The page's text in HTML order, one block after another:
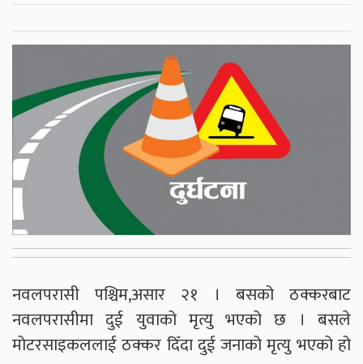
नवलपरासी पश्चिम,असार २१ । बसको ठक्करबाट
नवलपरासीमा दुई युवाको मृत्यु भएको छ । बसले
मोटरसाइकललाई ठक्कर दिँदा दुई जनाको मृत्यु भएको हो